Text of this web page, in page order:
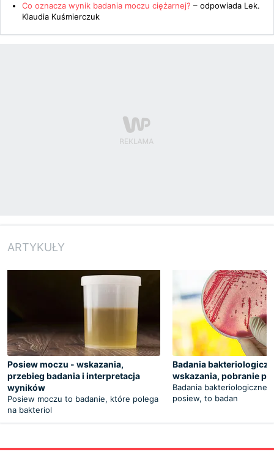
Co oznacza wynik badania moczu ciężarnej? – odpowiada Lek.
Klaudia Kuśmierczuk
ARTYKUŁY
Posiew moczu - wskazania,
przebieg badania i interpretacja
wyników
Posiew moczu to badanie, które polega
na bakteriol
Badania
wskazania, pobranie
Badania bakteriologiczne,
posiew, to badan